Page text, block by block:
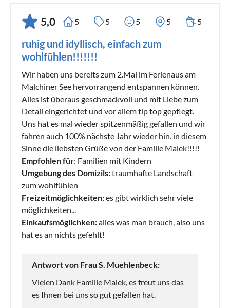
5,0 5 5 5 5 5
ruhig und idyllisch, einfach zum
wohlfühlen!!!!!!!
Wir haben uns bereits zum 2.Mal im Ferienaus am
Malchiner See hervorrangend entspannen können.
Alles ist überaus geschmackvoll und mit Liebe zum
Detail eingerichtet und vor allem tip top gepflegt.
Uns hat es mal wieder spitzenmäßig gefallen und wir
fahren auch 100% nächste Jahr wieder hin. in diesem
Sinne die liebsten Grüße von der Familie Malek!!!!!
Empfohlen für: Familien mit Kindern
Umgebung des Domizils:traumhafte Landschaft
zum wohlfühlen
Freizeitmöglichkeiten:es gibt wirklich sehr viele
möglichkeiten...
Einkaufsmöglichken:alles was man brauch, also uns
hat es an nichts gefehlt!
Antwort von Frau S. Muehlenbeck:
Vielen Dank Familie Malek, es freut uns das
es Ihnen bei uns so gut gefallen hat.